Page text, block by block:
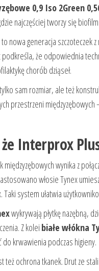
0,9 Iso 2Green
najczęściej tworzy się
nowa generacja szczoteczek
że odpowiednia
chorób dziąseł.
sam rozmiar, ale też
przestrzeni
Interprox
międzyzębowych wynika z
włosie Tynex
Taki system ułatwia
wykrywają płytkę nazębną,
Z kolei białe włókna
krwawienia podczas higieny.
też ochrona tkanek. Drut ze